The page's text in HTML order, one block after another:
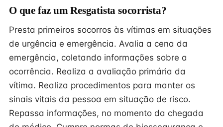
O que faz um Resgatista socorrista?
Presta primeiros socorros às vítimas em situações
de urgência e emergência. Avalia a cena da
emergência, coletando informações sobre a
ocorrência. Realiza a avaliação primária da
vítima. Realiza procedimentos para manter os
sinais vitais da pessoa em situação de risco.
Repassa informações, no momento da chegada